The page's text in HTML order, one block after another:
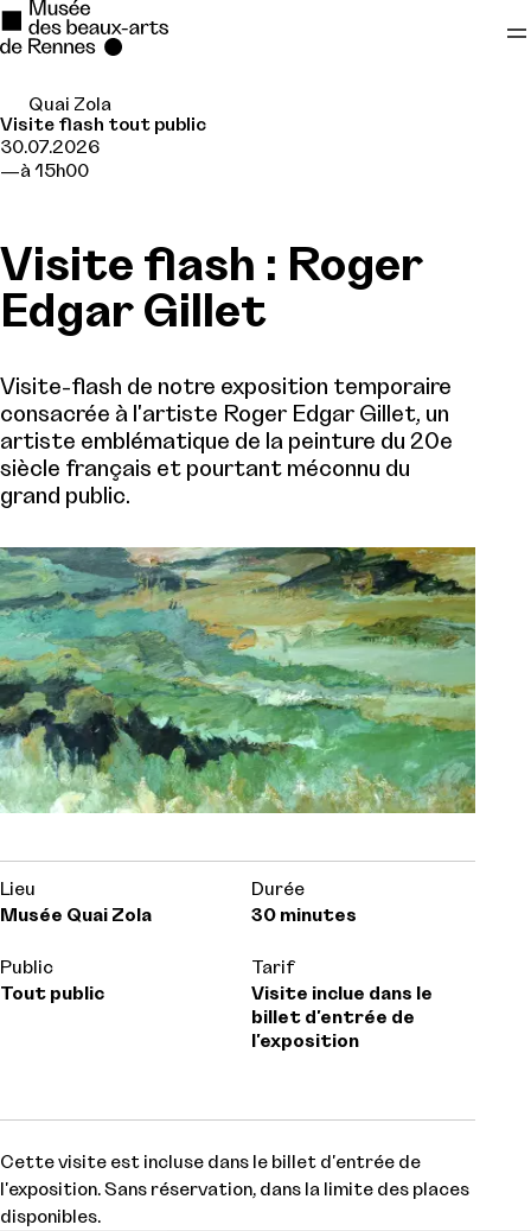
Se rendre au
Contenu principal
Quai Zola
Visite flash tout public
30.07.2026
à 15h00
Visite flash : Roger
Edgar Gillet
Visite-flash de notre exposition temporaire
consacrée à l'artiste Roger Edgar Gillet, un
artiste emblématique de la peinture du 20e
siècle français et pourtant méconnu du
grand public.
Lieu
Musée Quai Zola
Durée
30 minutes
Public
Tout public
Tarif
Visite inclue dans le
billet d'entrée de
l'exposition
Cette visite est incluse dans le billet d'entrée de
l'exposition. Sans réservation, dans la limite des places
disponibles.